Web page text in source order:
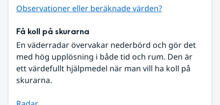
Observationer eller beräknade värden?
Få koll på skurarna
En väderradar övervakar nederbörd och gör det
med hög upplösning i både tid och rum. Den är
ett värdefullt hjälpmedel när man vill ha koll på
skurarna.